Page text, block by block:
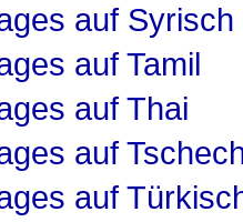
auf Syrisch
auf Tamil
auf Thai
auf
auf